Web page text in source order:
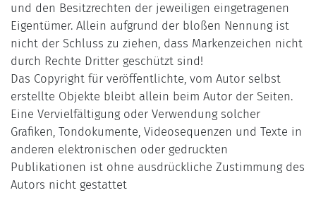
und den Besitzrechten der jeweiligen eingetragenen
Eigentümer. Allein aufgrund der bloßen Nennung ist
nicht der Schluss zu ziehen, dass Markenzeichen nicht
durch Rechte Dritter geschützt sind!
Das Copyright für veröffentlichte, vom Autor selbst
erstellte Objekte bleibt allein beim Autor der Seiten.
Eine Vervielfältigung oder Verwendung solcher
Grafiken, Tondokumente, Videosequenzen und Texte in
anderen elektronischen oder gedruckten
Publikationen ist ohne ausdrückliche Zustimmung des
Autors nicht gestattet